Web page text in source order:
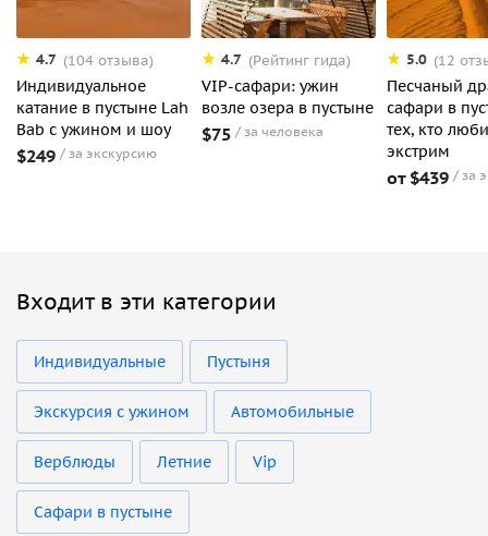
4.7 (104 отзыва)
Индивидуальное
катание в пустыне Lah
Bab c ужином и шоу
$249 за экскурсию
4.7 (Рейтинг гида)
VIP-сафари: ужин
возле озера в пустыне
$75 за человека
5.0 (12
Песчаный
сафари в
тех, кто
экстрим
от $439 за
Входит в эти категории
Индивидуальные Пустыня
Экскурсия с ужином Автомобильные
Верблюды Летние Vip
Сафари в пустыне